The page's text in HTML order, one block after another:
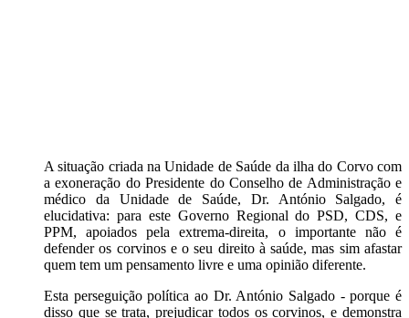
A situação criada na Unidade de Saúde da ilha do Corvo com
a exoneração do Presidente do Conselho de Administração e
médico da Unidade de Saúde, Dr. António Salgado, é
elucidativa: para este Governo Regional do PSD, CDS, e
PPM, apoiados pela extrema-direita, o importante não é
defender os corvinos e o seu direito à saúde, mas sim afastar
quem tem um pensamento livre e uma opinião diferente.
Esta perseguição política ao Dr. António Salgado - porque é
disso que se trata, prejudicar todos os corvinos, e demonstra